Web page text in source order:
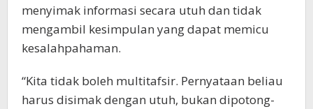
menyimak informasi secara utuh dan tidak
mengambil kesimpulan yang dapat memicu
kesalahpahaman.
“Kita tidak boleh multitafsir. Pernyataan beliau
harus disimak dengan utuh, bukan dipotong-